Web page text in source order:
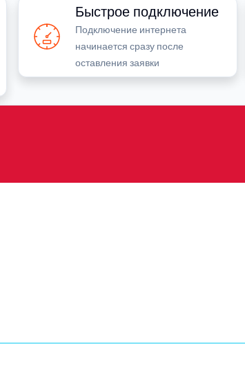
Быстрое подключение
Подключение интернета
начинается сразу после
оставления заявки